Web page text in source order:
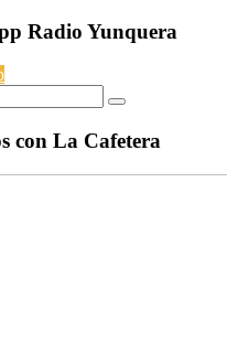
Radio Yunquera
con La Cafetera